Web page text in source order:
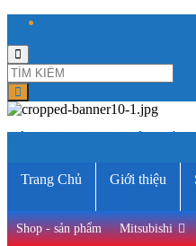
Toggle
search
form
Trang Chủ Giới thiệu
Shop - sản phẩm Mitsubishi